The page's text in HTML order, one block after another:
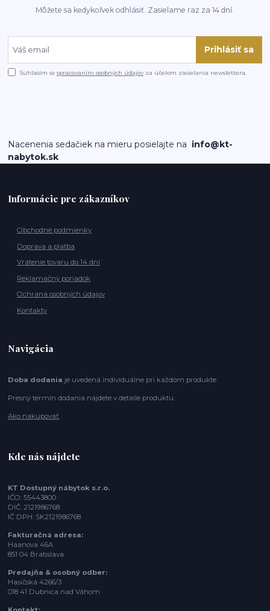
Môžete sa kedykoľvek odhlásiť. Zasielame raz za 14 dní.
Prihlásiť sa
Súhlasím sospracovaním osobných údajov za účelom zasielania newslettera.
Nacenenia sedačiek na mieru posielajte na info@kt-
nabytok.sk
Informácie pre zákazníkov
Obchodné podmienky
Doprava a platba
Vrátenie tovaru do 14 dní
Reklamačný poriadok
Ochrana osobných údajov
Kontakty
Navigácia
Doba dodania je uvedená individuálne pri každom produkte.
Presný termín dodania nájdete v detaile produktu.
Ako nakupovať
Kde nás nájdete
KT Dostupný nábytok s.r.o.
IČO: 55443800
DIČ: 2121986768
IČ DPH: SK2121986768
Fakturačná adresa:
Haanova 46A
851 04 Bratislava
Predajňa & osobný odber:
Hasičská 4266/3
018 41 Dubnica nad Váhom